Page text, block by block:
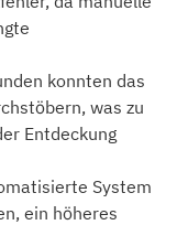
konnten das
was zu
Entdeckung
System
ein höheres